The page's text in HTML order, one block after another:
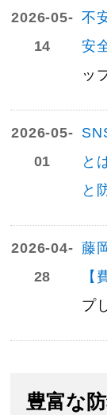
2026-05-
14
不
安
ッ
2026-05-
01
と
と
2026-04-
28
藤
【
プ
豊富な